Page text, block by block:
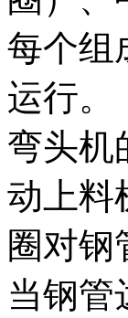
每个组
运行。
弯头机
动上料
圈对钢
当钢管